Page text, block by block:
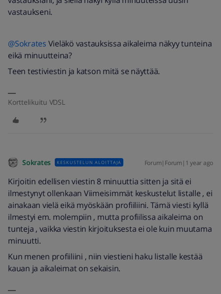
vastaukseni.
@Sokrates Vieläkö vastauksissa aikaleima näkyy tunteina
eikä minuutteina?
Teen testiviestin ja katson mitä se näyttää.
Korttelikuitu VDSL
Sokrates KESKUSTELUN ALOITTAJA Forum|Forum|1 year ago
Kirjoitin edellisen viestin 8 minuuttia sitten ja sitä ei
ilmestynyt ollenkaan Viimeisimmät keskustelut listalle , ei
ainakaan vielä eikä myöskään profiiliini. Tämä viesti kyllä
ilmestyi em. molempiin , mutta profiilissa aikaleima on
tunteja , vaikka viestin kirjoituksesta ei ole kuin muutama
minuutti.
Kun menen profiiliini , niin viestieni haku listalle kestää
kauan ja aikaleimat on sekaisin.